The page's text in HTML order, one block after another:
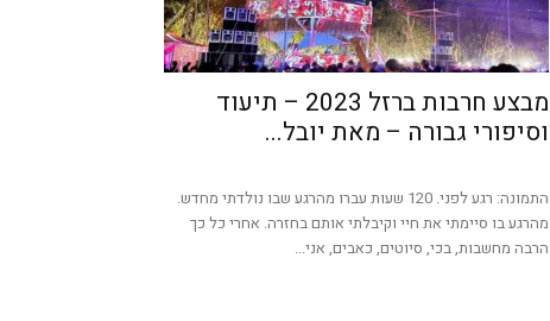
מבצע חרבות ברזל 2023 – תיעוד
וסיפורי גבורה – מאת יובל...
התמונה: רגע לפני. 120 שעות עברו מהרגע שבו נולדתי מחדש.
מהרגע בו סיימתי את חיי וקיבלתי אותם בחזרה. אחרי כל כך
הרבה מחשבות, בכי, סיוטים, כאבים, אני...